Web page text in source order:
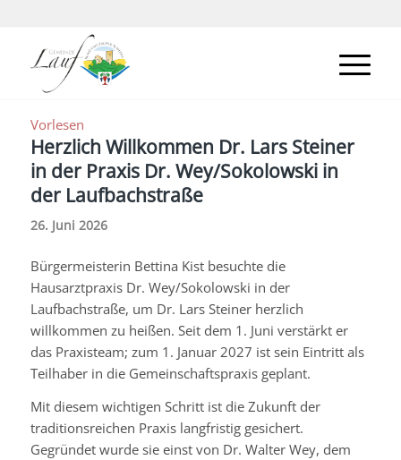
Vorlesen
Herzlich Willkommen Dr. Lars Steiner
in der Praxis Dr. Wey/Sokolowski in
der Laufbachstraße
26. Juni 2026
Bürgermeisterin Bettina Kist besuchte die
Hausarztpraxis Dr. Wey/Sokolowski in der
Laufbachstraße, um Dr. Lars Steiner herzlich
willkommen zu heißen. Seit dem 1. Juni verstärkt er
das Praxisteam; zum 1. Januar 2027 ist sein Eintritt als
Teilhaber in die Gemeinschaftspraxis geplant.
Mit diesem wichtigen Schritt ist die Zukunft der
traditionsreichen Praxis langfristig gesichert.
Gegründet wurde sie einst von Dr. Walter Wey, dem